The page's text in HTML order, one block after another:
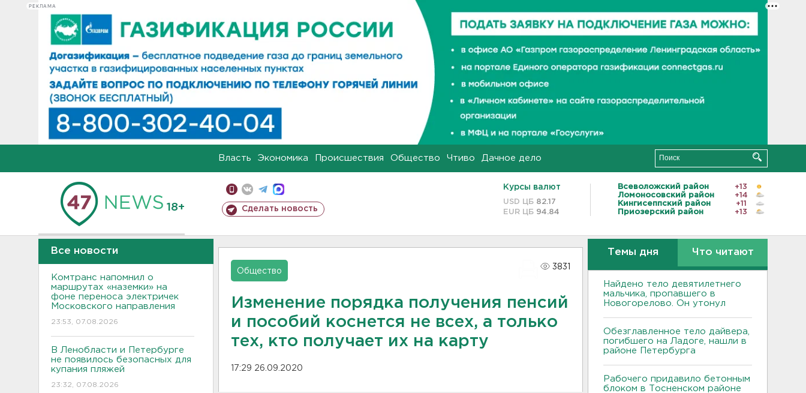
РЕКЛАМА
Власть Экономика Происшествия Общество Чтиво Дачное дело
18+ Сделать новость
Курсы валют
USD ЦБ 82.17
EUR ЦБ 94.84
Всеволожский район
+13
Ломоносовский район
+14
Кингисеппский район
+11
Приозерский район
+13
Все новости
Комтранс напомнил о
маршрутах «наземки» на
фоне переноса электричек
Московского направления
23:53, 07.08.2026
В Ленобласти и Петербурге
не появилось безопасных для
купания пляжей
23:32, 07.08.2026
Общество
3831
Изменение порядка получения пенсий
и пособий коснется не всех, а только
тех, кто получает их на карту
17:29 26.09.2020
Темы дня Что читают
Найдено тело девятилетнего
мальчика, пропавшего в
Новогорелово. Он утонул
Обезглавленное тело дайвера,
погибшего на Ладоге, нашли в
районе Петербурга
Рабочего придавило бетонным
блоком в Тосненском районе